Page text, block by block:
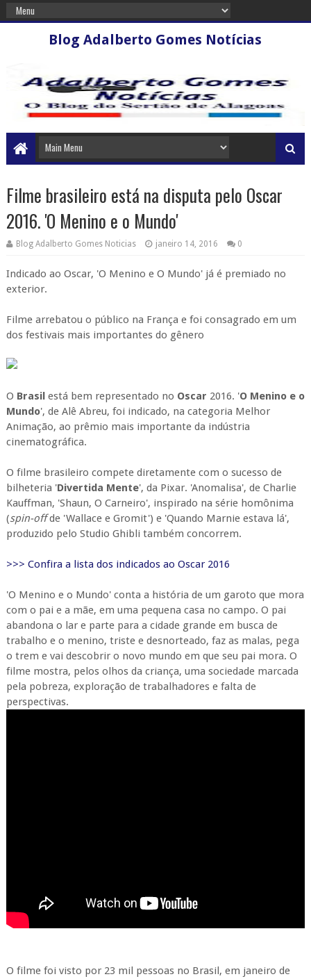
Blog Adalberto Gomes Notícias
Filme brasileiro está na disputa pelo Oscar
2016. 'O Menino e o Mundo'
Blog Adalberto Gomes Noticias janeiro 14, 2016 0
Indicado ao Oscar, 'O Menino e O Mundo' já é premiado no
exterior.
Filme arrebatou o público na França e foi consagrado em um
dos festivais mais importantes do gênero
O Brasilestá bem representado no Oscar 2016. 'O Menino e o
Mundo', de Alê Abreu, foi indicado, na categoria Melhor
Animação, ao prêmio mais importante da indústria
cinematográfica.
O filme brasileiro compete diretamente com o sucesso de
bilheteria 'Divertida Mente', da Pixar. 'Anomalisa', de Charlie
Kauffman, 'Shaun, O Carneiro', inspirado na série homônima
(spin-offde 'Wallace e Gromit') e 'Quando Marnie estava lá',
produzido pelo Studio Ghibli também concorrem.
>>> Confira a lista dos indicados ao Oscar 2016
'O Menino e o Mundo' conta a história de um garoto que mora
com o pai e a mãe, em uma pequena casa no campo. O pai
abandona o lar e parte para a cidade grande em busca de
trabalho e o menino, triste e desnorteado, faz as malas, pega
o trem e vai descobrir o novo mundo em que seu pai mora. O
filme mostra, pelos olhos da criança, uma sociedade marcada
pela pobreza, exploração de trabalhadores e falta de
perspectivas.
O filme foi visto por 23 mil pessoas no Brasil, em janeiro de